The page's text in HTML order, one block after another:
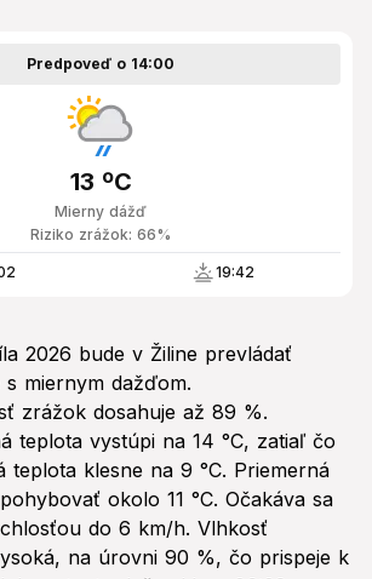
Predpoveď o 14:00
Mierny dážď
13 ºC
Riziko zrážok: 66%
19:42
2026 bude v Žiline prevládať
miernym dažďom.
zrážok dosahuje až 89 %.
teplota vystúpi na 14 °C, zatiaľ čo
teplota klesne na 9 °C. Priemerná
okolo 11 °C. Očakáva sa
do 6 km/h. Vlhkosť
na úrovni 90 %, čo prispeje k